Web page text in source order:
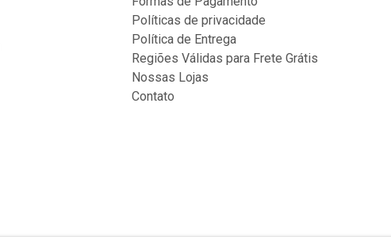
Políticas de privacidade
Política de Entrega
Regiões Válidas para Frete Grátis
Nossas Lojas
Contato